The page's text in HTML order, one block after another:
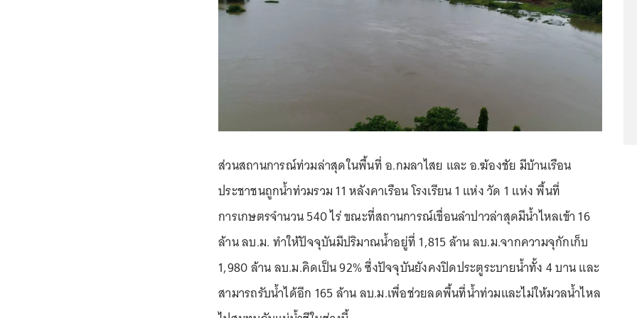
ส่วนสถานการณ์ท่วมล่าสุดในพื้นที่ อ.กมลาไสย และ อ.ฆ้องชัย มีบ้านเรือน
ประชาชนถูกน้ำท่วมรวม 11 หลังคาเรือน โรงเรียน 1 แห่ง วัด 1 แห่ง พื้นที่
การเกษตรจำนวน 540 ไร่ ขณะที่สถานการณ์เขื่อนลำปาวล่าสุดมีน้ำไหลเข้า 16
ล้าน ลบ.ม. ทำให้ปัจจุบันมีปริมาณน้ำอยู่ที่ 1,815 ล้าน ลบ.ม.จากความจุกักเก็บ
1,980 ล้าน ลบ.ม.คิดเป็น 92% ซึ่งปัจจุบันยังคงปิดประตูระบายน้ำทั้ง 4 บาน และ
สามารถรับน้ำได้อีก 165 ล้าน ลบ.ม.เพื่อช่วยลดพื้นที่น้ำท่วมและไม่ให้มวลน้ำไหล